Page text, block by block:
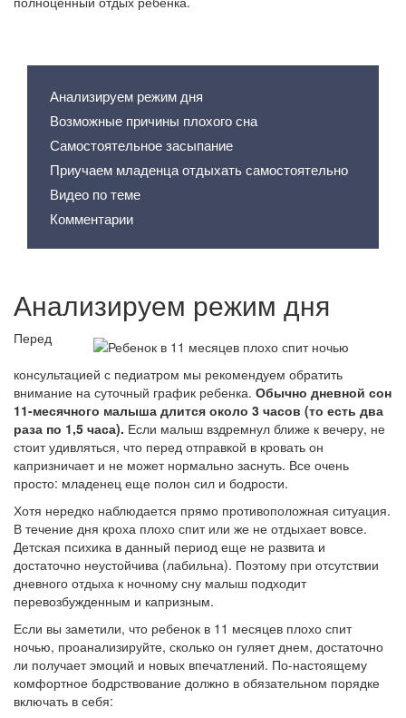
Анализируем режим дня
Возможные причины плохого сна
Самостоятельное засыпание
Приучаем младенца отдыхать самостоятельно
Видео по теме
Комментарии
Анализируем режим дня
Перед
консультацией с педиатром мы рекомендуем обратить
внимание на суточный график ребенка. Обычно дневной сон
11-месячного малыша длится около 3 часов (то есть два
раза по 1,5 часа). Если малыш вздремнул ближе к вечеру, не
стоит удивляться, что перед отправкой в кровать он
капризничает и не может нормально заснуть. Все очень
просто: младенец еще полон сил и бодрости.
Хотя нередко наблюдается прямо противоположная ситуация.
В течение дня кроха плохо спит или же не отдыхает вовсе.
Детская психика в данный период еще не развита и
достаточно неустойчива (лабильна). Поэтому при отсутствии
дневного отдыха к ночному сну малыш подходит
перевозбужденным и капризным.
Если вы заметили, что ребенок в 11 месяцев плохо спит
ночью, проанализируйте, сколько он гуляет днем, достаточно
ли получает эмоций и новых впечатлений. По-настоящему
комфортное бодрствование должно в обязательном порядке
включать в себя: